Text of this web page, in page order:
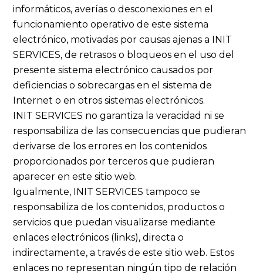
informáticos, averías o desconexiones en el
funcionamiento operativo de este sistema
electrónico, motivadas por causas ajenas a INIT
SERVICES, de retrasos o bloqueos en el uso del
presente sistema electrónico causados por
deficiencias o sobrecargas en el sistema de
Internet o en otros sistemas electrónicos.
INIT SERVICES no garantiza la veracidad ni se
responsabiliza de las consecuencias que pudieran
derivarse de los errores en los contenidos
proporcionados por terceros que pudieran
aparecer en este sitio web.
Igualmente, INIT SERVICES tampoco se
responsabiliza de los contenidos, productos o
servicios que puedan visualizarse mediante
enlaces electrónicos (links), directa o
indirectamente, a través de este sitio web. Estos
enlaces no representan ningún tipo de relación